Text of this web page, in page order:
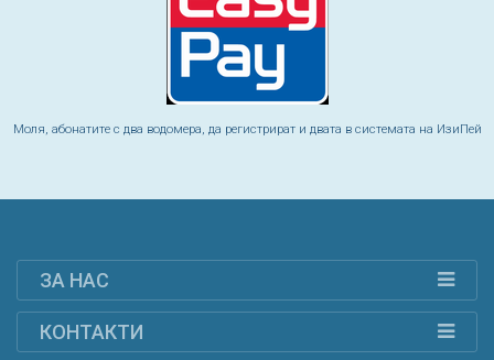
Моля, абонатите с два водомера, да регистрират и двата в системата на ИзиПей
ЗА НАС
КОНТАКТИ